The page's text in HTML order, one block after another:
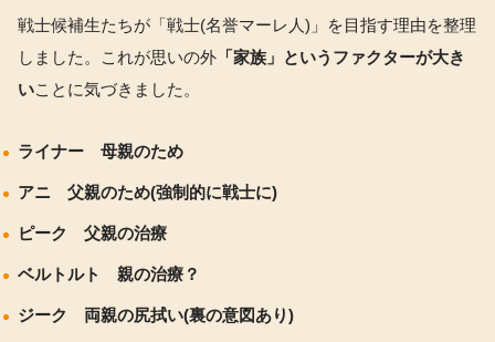
戦士候補生たちが「戦士(名誉マーレ人)」を目指す理由を整理
しました。これが思いの外 「家族」というファクターが大き
いことに気づきました。
ライナー 母親のため
アニ 父親のため(強制的に戦士に)
ピーク 父親の治療
ベルトルト 親の治療？
ジーク 両親の尻拭い(裏の意図あり)